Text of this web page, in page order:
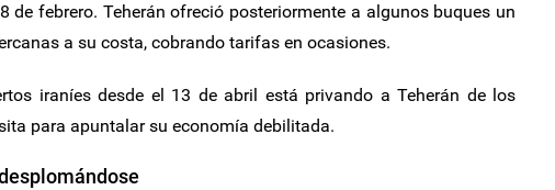
de febrero. Teherán ofreció posteriormente a algunos buques un
a su costa, cobrando tarifas en ocasiones.
iraníes desde el 13 de abril está privando a Teherán de los
para apuntalar su economía debilitada.